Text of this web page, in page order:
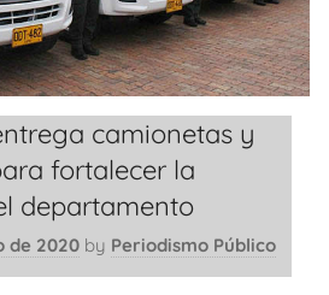
camionetas y
fortalecer la
departamento
de 2020 by Periodismo Público